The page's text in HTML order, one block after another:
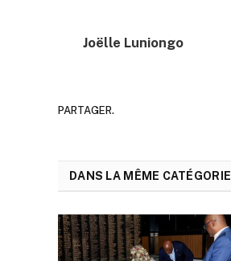
Joëlle Luniongo
PARTAGER.
DANS LA MÊME CATÉGORIE